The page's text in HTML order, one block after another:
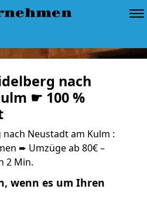
nach
☛ 100 %
Neustadt am Kulm :
➨ Umzüge ab 80€ –
2 Min.
wenn es um Ihren